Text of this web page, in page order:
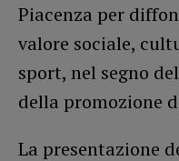
Piacenza per
valore sociale,
sport, nel segno
della promozione
La presentazione